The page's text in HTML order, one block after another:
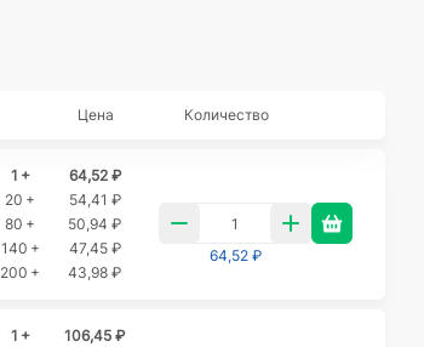
Цена Количество
1 +
64,52 ₽
20 +
54,41 ₽
80 +
50,94 ₽
140 +
47,45 ₽
200 +
43,98 ₽
64,52 ₽
1 +
106,45 ₽